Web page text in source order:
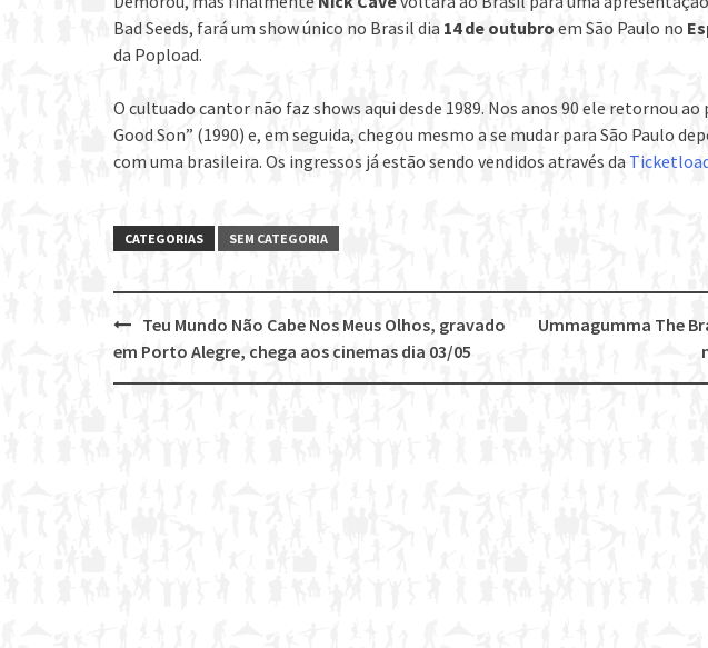
Bad Seeds, fará um show único no Brasil dia 14 de outubro em São Paulo no
da Popload.
O cultuado cantor não faz shows aqui desde 1989. Nos anos 90 ele retornou ao
Good Son” (1990) e, em seguida, chegou mesmo a se mudar para São Paulo
com uma brasileira. Os ingressos já estão sendo vendidos através da
CATEGORIAS SEM CATEGORIA
Post
navigation
Ummagumma The
Teu Mundo Não Cabe Nos Meus Olhos, gravado
em Porto Alegre, chega aos cinemas dia 03/05